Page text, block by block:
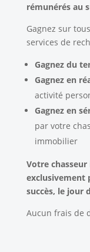
rémunérés au
Gagnez sur
services de
Gagnez du
Gagnez en
activité
Gagnez en
par votre
immobilier
Votre
exclusivement
succès, le jour
Aucun frais de